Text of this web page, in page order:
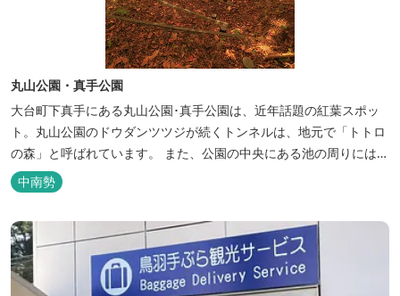
丸山公園・真手公園
大台町下真手にある丸山公園･真手公園は、近年話題の紅葉スポッ
ト。丸山公園のドウダンツツジが続くトンネルは、地元で「トトロ
の森」と呼ばれています。 また、公園の中央にある池の周りには真
っ赤に染まるモミジの木がいくつも植えられています。
中南勢